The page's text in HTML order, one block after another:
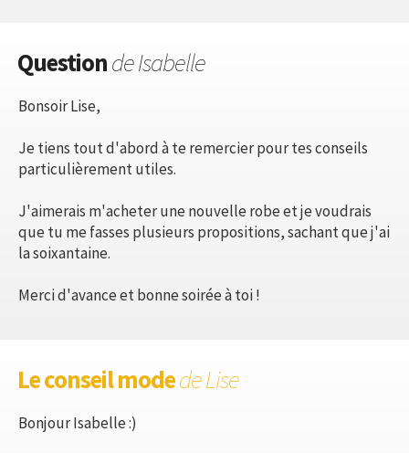
Questionde Isabelle
Bonsoir Lise,
Je tiens tout d'abord à te remercier pour tes conseils
particulièrement utiles.
J'aimerais m'acheter une nouvelle robe et je voudrais
que tu me fasses plusieurs propositions, sachant que j'ai
la soixantaine.
Merci d'avance et bonne soirée à toi !
Le conseil modede Lise
Bonjour Isabelle :)